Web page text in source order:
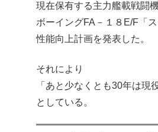
現在保有する主力艦載戦闘機
ボーイングFA－１８E/F「
性能向上計画を発表した。
それにより
「あと少なくとも30年は現
としている。